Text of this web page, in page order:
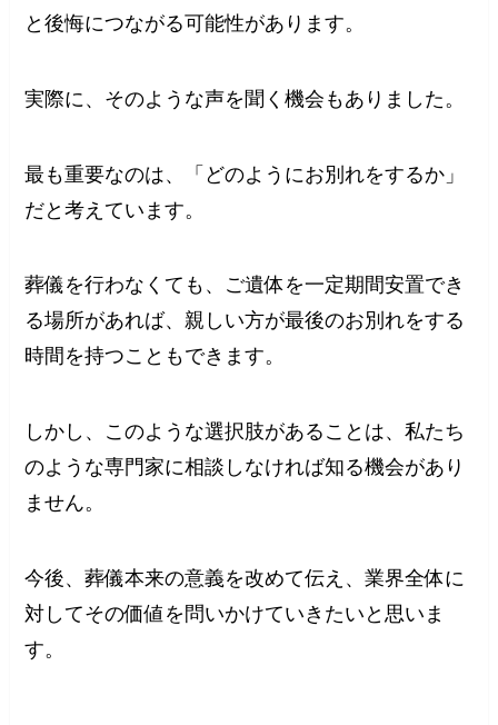
と後悔につながる可能性があります。
実際に、そのような声を聞く機会もありました。
最も重要なのは、「どのようにお別れをするか」
だと考えています。
葬儀を行わなくても、ご遺体を一定期間安置でき
る場所があれば、親しい方が最後のお別れをする
時間を持つこともできます。
しかし、このような選択肢があることは、私たち
のような専門家に相談しなければ知る機会があり
ません。
今後、葬儀本来の意義を改めて伝え、業界全体に
対してその価値を問いかけていきたいと思いま
す。